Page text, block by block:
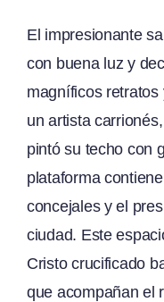
El impresionante
con buena luz y
magníficos
un artista
pintó su techo con
plataforma
concejales y el
ciudad. Este
Cristo crucificado
que acompañan el